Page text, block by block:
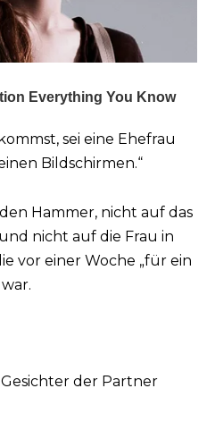
sei eine Ehefrau
Bildschirmen.“
Hammer, nicht auf das
nicht auf die Frau in
vor einer Woche „für ein
der Partner